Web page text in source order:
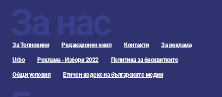
За нас
За Топновини Редакционен екип Контакти За реклама
Urbo Реклама - Избори 2022 Политика за бисквитките
Общи условия Етичен кодекс на българските медии